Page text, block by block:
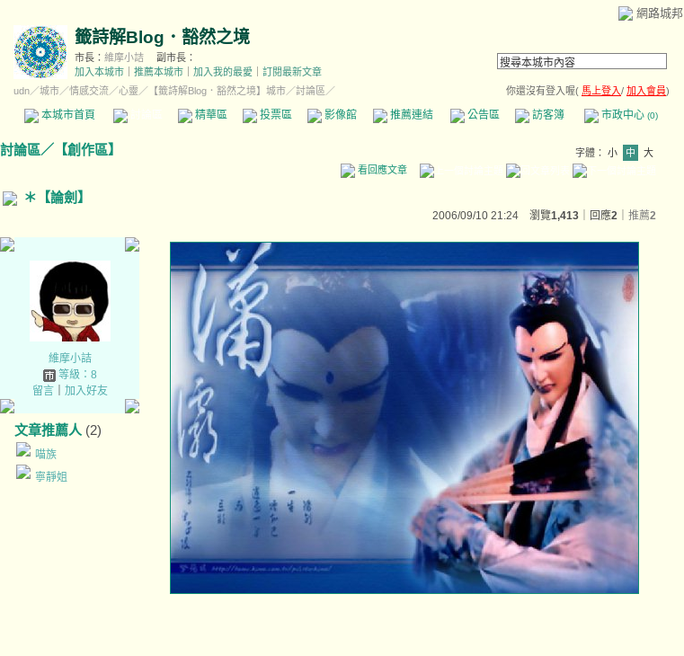
網路城邦
籤詩解Blog．豁然之境
市長： 維摩小詰
副市長：
加入本城市
推薦本城市 加入我的最愛
訂閱最新文章
udn／城市／情感交流／心靈 ／ 【籤詩解Blog．豁然之境】城市／討論區／ 你還沒有登入喔( 馬上登入/ 加入會員)
本城市首頁 精華區 投票區 影像館 推薦連結 公告區 訪客簿 市政中心 (0)
討論區／ 【創作區】 字體： 小 中
大
看回應文章
＊【論劍】
2006/09/10 21:24 瀏覽1,413 ｜回應2 推薦2
維摩小詰
等級：8
留言｜ 加入好友
文章推薦人 (2)
喵族
寧靜姐